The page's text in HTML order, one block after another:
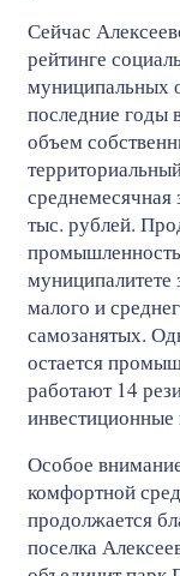
Сейчас
рейтинге
муниципальных
последние годы
объем
среднемесячная
тыс. рублей.
муниципалитете
малого и
самозанятых.
остается
работают 14
инвестиционные
Особое
комфортной
продолжается
поселка